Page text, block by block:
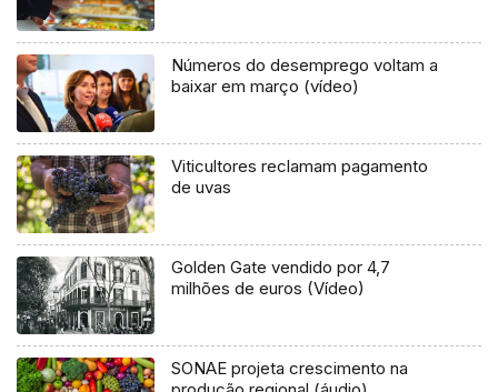
Números do desemprego voltam a
baixar em março (vídeo)
Viticultores reclamam pagamento
de uvas
Golden Gate vendido por 4,7
milhões de euros (Vídeo)
SONAE projeta crescimento na